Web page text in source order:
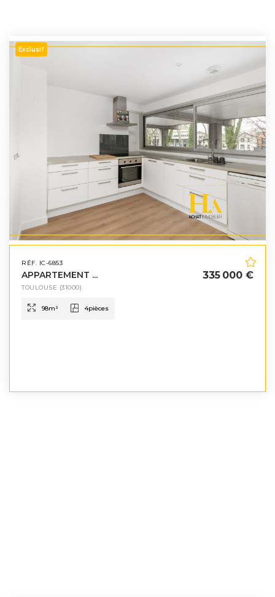
Exclusif
RÉF. IC-6853
APPARTEMENT ...
TOULOUSE (31000)
335 000 €
98m² 4pièces